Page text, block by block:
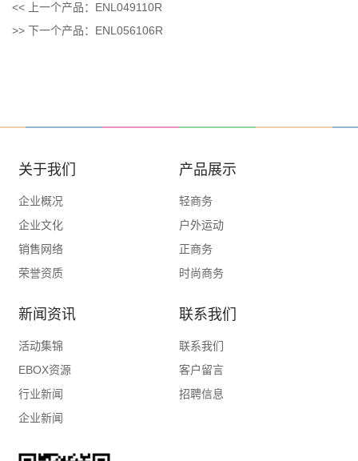
<< 上一个产品： ENL049110R
>> 下一个产品： ENL056106R
关于我们
企业概况
企业文化
销售网络
荣誉资质
产品展示
轻商务
户外运动
正商务
时尚商务
女士&生活包
皮具、PU商务
商务拉杆箱包
功能箱包
新闻资讯
活动集锦
EBOX资源
行业新闻
企业新闻
联系我们
联系我们
客户留言
招聘信息